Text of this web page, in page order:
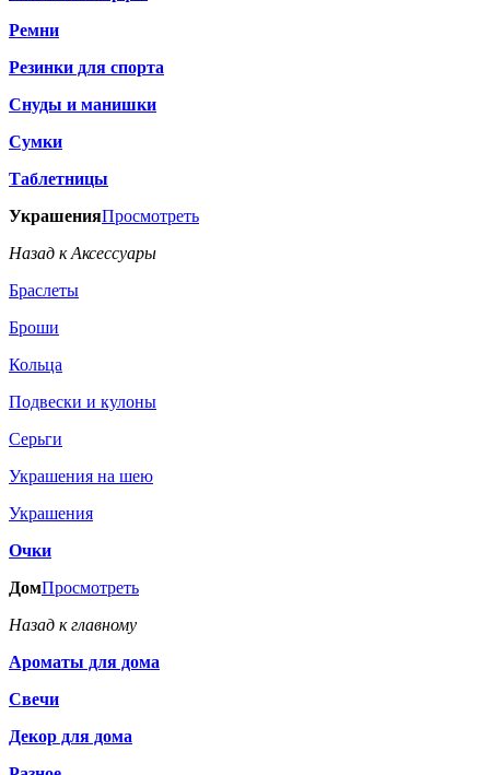
Ремни
Резинки для спорта
Снуды и манишки
Сумки
Таблетницы
УкрашенияПросмотреть
Назад к Аксессуары
Браслеты
Броши
Кольца
Подвески и кулоны
Серьги
Украшения на шею
Украшения
Очки
ДомПросмотреть
Назад к главному
Ароматы для дома
Свечи
Декор для дома